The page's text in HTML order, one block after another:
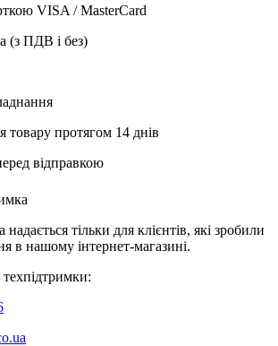
VISA / MasterCard
(з ПДВ і без)
товару протягом 14 днів
відправкою
тільки для клієнтів, які зробили
в нашому інтернет-магазині.